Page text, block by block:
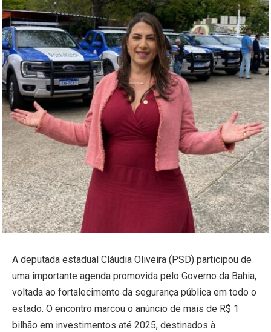
A deputada estadual Cláudia Oliveira (PSD) participou de
uma importante agenda promovida pelo Governo da Bahia,
voltada ao fortalecimento da segurança pública em todo o
estado. O encontro marcou o anúncio de mais de R$ 1
bilhão em investimentos até 2025, destinados à